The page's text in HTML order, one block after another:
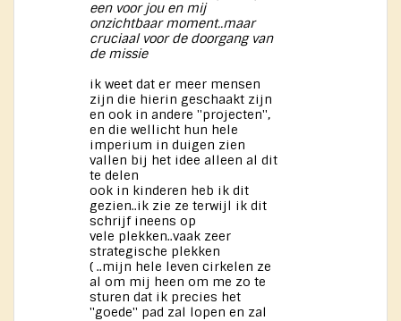
een voor jou en mij
onzichtbaar moment..maar
cruciaal voor de doorgang van
de missie
ik weet dat er meer mensen
zijn die hierin geschaakt zijn
en ook in andere ''projecten'',
en die wellicht hun hele
imperium in duigen zien
vallen bij het idee alleen al dit
te delen
ook in kinderen heb ik dit
gezien..ik zie ze terwijl ik dit
schrijf ineens op
vele plekken..vaak zeer
strategische plekken
( ..mijn hele leven cirkelen ze
al om mij heen om me zo te
sturen dat ik precies het
''goede'' pad zal lopen en zal